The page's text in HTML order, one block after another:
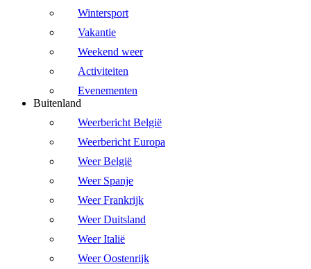
Wintersport
Vakantie
Weekend weer
Activiteiten
Evenementen
Buitenland
Weerbericht België
Weerbericht Europa
Weer België
Weer Spanje
Weer Frankrijk
Weer Duitsland
Weer Italië
Weer Oostenrijk